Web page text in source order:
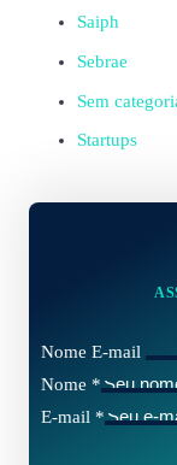
Saiph
Sebrae
Sem
Startups
Nome E-mail
Nome *
E-mail *